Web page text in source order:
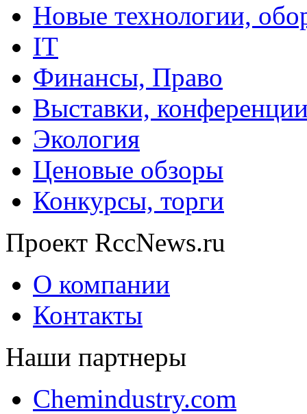
Новые технологии,
IT
Финансы, Право
Выставки,
Экология
Ценовые обзоры
Конкурсы, торги
Проект RccNews.ru
О компании
Контакты
Наши партнеры
Chemindustry.com